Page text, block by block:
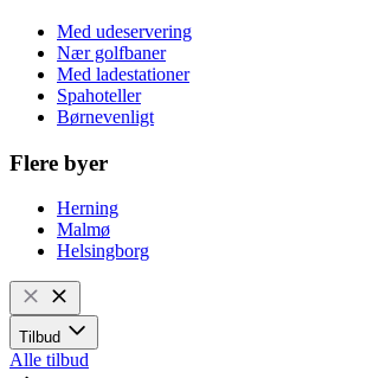
Med udeservering
Nær golfbaner
Med ladestationer
Spahoteller
Børnevenligt
Flere byer
Herning
Malmø
Helsingborg
Tilbud
Alle tilbud